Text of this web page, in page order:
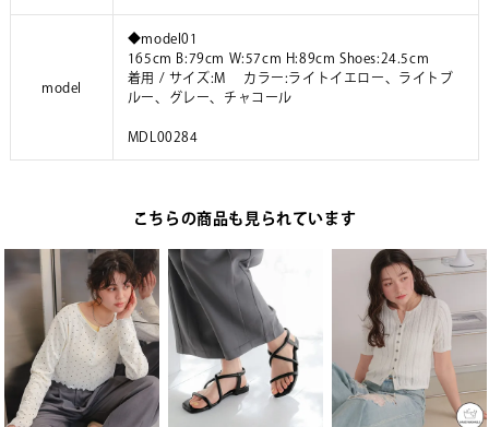
model
◆model01
165cm B:79cm W:57cm H:89cm Shoes:24.5cm
着用 / サイズ:M カラー:ライトイエロー、ライトブ
ルー、グレー、チャコール
MDL00284
こちらの商品も見られています